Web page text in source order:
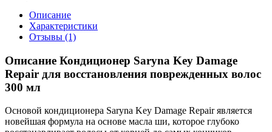
Описание
Характеристики
Отзывы (1)
Описание Кондиционер Saryna Key Damage
Repair для восстановления поврежденных волос
300 мл
Основой кондиционера Saryna Key Damage Repair является
новейшая формула на основе масла ши, которое глубоко